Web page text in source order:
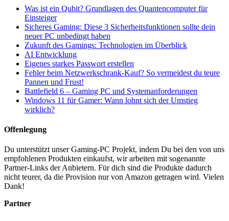
Was ist ein Qubit? Grundlagen des Quantencomputer für
Einsteiger
Sicheres Gaming: Diese 3 Sicherheitsfunktionen sollte dein
neuer PC unbedingt haben
Zukunft des Gamings: Technologien im Überblick
AI Entwicklung
Eigenes starkes Passwort erstellen
Fehler beim Netzwerkschrank-Kauf? So vermeidest du teure
Pannen und Frust!
Battlefield 6 – Gaming PC und Systemanforderungen
Windows 11 für Gamer: Wann lohnt sich der Umstieg
wirklich?
Offenlegung
Du unterstützt unser Gaming-PC Projekt, indem Du bei den von uns
empfohlenen Produkten einkaufst, wir arbeiten mit sogenannte
Partner-Links der Anbietern. Für dich sind die Produkte dadurch
nicht teurer, da die Provision nur von Amazon getragen wird. Vielen
Dank!
Partner